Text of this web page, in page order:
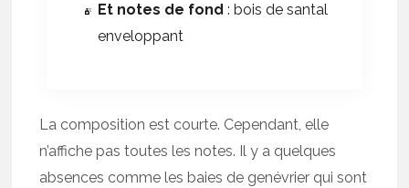
Et notes de fond : bois de santal
enveloppant
La composition est courte. Cependant, elle
n’affiche pas toutes les notes. Il y a quelques
absences comme les baies de genévrier qui sont